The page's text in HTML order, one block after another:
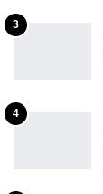
3
4